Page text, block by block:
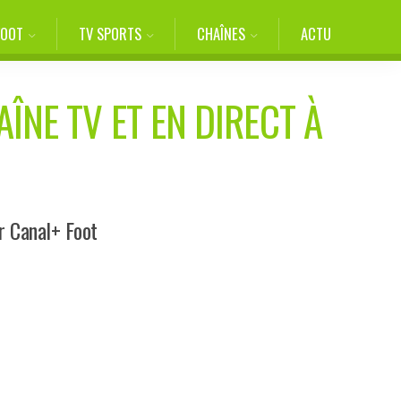
TV SPORTS CHAÎNES ACTU
TV ET EN DIRECT À
Foot